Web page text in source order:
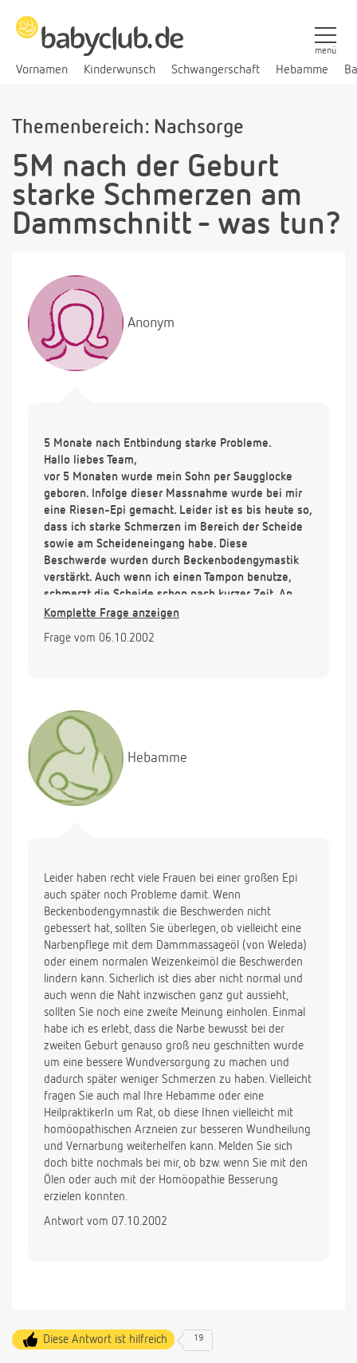
Vornamen Kinderwunsch Schwangerschaft Hebamme
menü
Themenbereich: Nachsorge
5M nach der Geburt
starke Schmerzen am
Dammschnitt - was tun?
Anonym
5 Monate nach Entbindung starke Probleme.
Hallo liebes Team,
vor 5 Monaten wurde mein Sohn per Saugglocke
geboren. Infolge dieser Massnahme wurde bei mir
eine Riesen-Epi gemacht. Leider ist es bis heute so,
dass ich starke Schmerzen im Bereich der Scheide
sowie am Scheideneingang habe. Diese
Beschwerde wurden durch Beckenbodengymastik
verstärkt. Auch wenn ich einen Tampon benutze,
schmerzt die Scheide schon nach kurzer Zeit. An
Geschlechtsverkehr ist nicht zu denken. Bei der
gesagt, dass alles normal sei. Mittlerweile kann ich
Naht noch nie gesehen habe!! Ob es an der Naht
liegt?
Komplette Frage anzeigen
Frage vom 06.10.2002
Hebamme
Leider haben recht viele Frauen bei einer großen Epi
auch später noch Probleme damit. Wenn
Beckenbodengymnastik die Beschwerden nicht
gebessert hat, sollten Sie überlegen, ob vielleicht eine
Narbenpflege mit dem Dammmassageöl (von Weleda)
oder einem normalen Weizenkeimöl die Beschwerden
lindern kann. Sicherlich ist dies aber nicht normal und
auch wenn die Naht inzwischen ganz gut aussieht,
sollten Sie noch eine zweite Meinung einholen. Einmal
habe ich es erlebt, dass die Narbe bewusst bei der
zweiten Geburt genauso groß neu geschnitten wurde
um eine bessere Wundversorgung zu machen und
dadurch später weniger Schmerzen zu haben. Vielleicht
fragen Sie auch mal Ihre Hebamme oder eine
HeilpraktikerIn um Rat, ob diese Ihnen vielleicht mit
homöopathischen Arzneien zur besseren Wundheilung
und Vernarbung weiterhelfen kann. Melden Sie sich
doch bitte nochmals bei mir, ob bzw. wenn Sie mit den
Ölen oder auch mit der Homöopathie Besserung
erzielen konnten.
Antwort vom 07.10.2002
Diese Antwort ist hilfreich 19